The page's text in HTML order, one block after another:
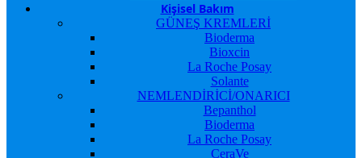
Kişisel Bakım
GÜNEŞ KREMLERİ
Bioderma
Bioxcin
La Roche Posay
Solante
NEMLENDİRİCİ/ONARICI
Bepanthol
Bioderma
La Roche Posay
CeraVe